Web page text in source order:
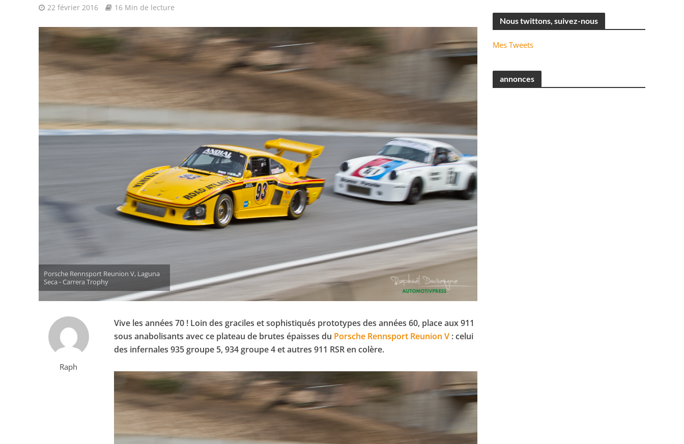
22 février 2016 16 Min de lecture
Porsche Rennsport Reunion V, Laguna
Seca - Carrera Trophy
Raph
Vive les années 70 ! Loin des graciles et sophistiqués prototypes des années 60, place aux 911
sous anabolisants avec ce plateau de brutes épaisses du Porsche Rennsport Reunion V : celui
des infernales 935 groupe 5, 934 groupe 4 et autres 911 RSR en colère.
Nous twittons, suivez-nous
Mes Tweets
annonces